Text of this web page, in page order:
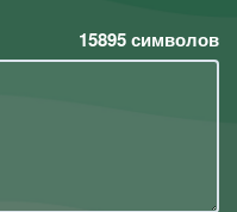
15895символов